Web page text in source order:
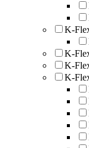
K-
K-
K-
K-